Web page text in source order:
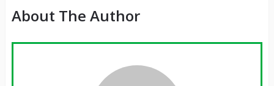
About The Author